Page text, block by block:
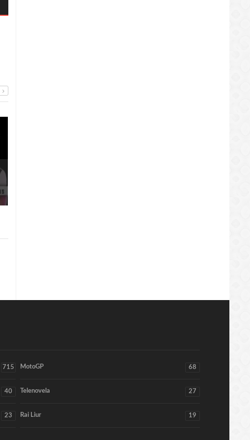
715 MotoGP 68
40 Telenovela 27
23 Rai Liur 19